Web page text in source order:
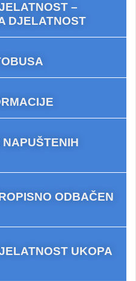
–
DJELATNOST
ODBAČEN
UKOPA